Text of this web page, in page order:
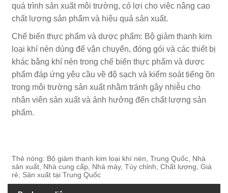
quá trình sản xuất môi trường, có lợi cho việc nâng cao
chất lượng sản phẩm và hiệu quả sản xuất.
Chế biến thực phẩm và dược phẩm: Bộ giảm thanh kim
loại khí nén dùng để vận chuyển, đóng gói và các thiết bị
khác bằng khí nén trong chế biến thực phẩm và dược
phẩm đáp ứng yêu cầu về độ sạch và kiểm soát tiếng ồn
trong môi trường sản xuất nhằm tránh gây nhiễu cho
nhân viên sản xuất và ảnh hưởng đến chất lượng sản
phẩm.
Thẻ nóng: Bộ giảm thanh kim loại khí nén, Trung Quốc, Nhà
sản xuất, Nhà cung cấp, Nhà máy, Tùy chỉnh, Chất lượng, Giá
rẻ, Sản xuất tại Trung Quốc